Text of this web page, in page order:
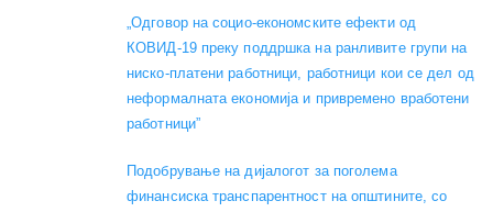
„Одговор на социо-економските ефекти од
КОВИД-19 преку поддршка на ранливите групи на
ниско-платени работници, работници кои се дел од
неформалната економија и привремено вработени
работници”
Подобрување на дијалогот за поголема
финансиска транспарентност на општините, со